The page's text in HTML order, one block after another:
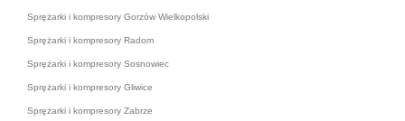
Sprężarki i kompresory Gorzów Wielkopolski
Sprężarki i kompresory Radom
Sprężarki i kompresory Sosnowiec
Sprężarki i kompresory Gliwice
Sprężarki i kompresory Zabrze